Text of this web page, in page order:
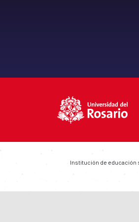
Institución de educación